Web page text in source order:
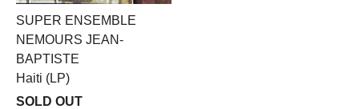
SUPER ENSEMBLE
NEMOURS JEAN-
BAPTISTE
Haiti (LP)
SOLD OUT